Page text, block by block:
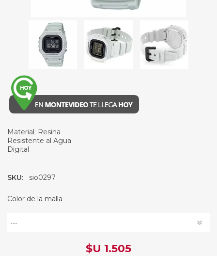
Material: Resina
Resistente al Agua
Digital
SKU: sio0297
Color de la malla
$U 1.505